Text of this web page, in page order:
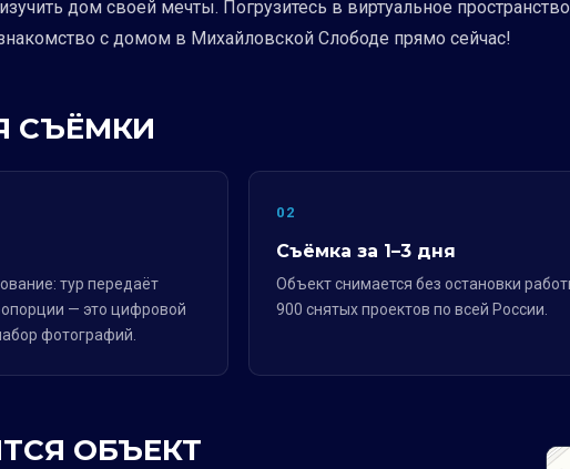
дом своей мечты. Погрузитесь в виртуальное
с домом в Михайловской Слободе прямо сейчас!
СЪЁМКИ
тур передаёт
— это цифровой
фотографий.
02
Съёмка за 1–3 дня
Объект снимается без остановки
900 снятых проектов по всей России.
ОБЪЕКТ